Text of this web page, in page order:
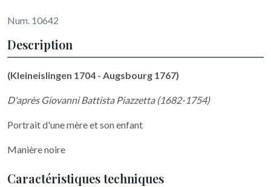
Num. 10642
Description
(Kleineislingen 1704 - Augsbourg 1767)
D'après Giovanni Battista Piazzetta (1682-1754)
Portrait d'une mère et son enfant
Manière noire
Caractéristiques techniques